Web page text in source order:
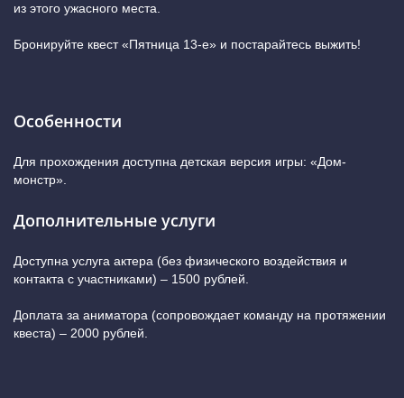
из этого ужасного места.
Бронируйте квест «Пятница 13-е» и постарайтесь выжить!
Особенности
Для прохождения доступна детская версия игры: «Дом-
монстр».
Дополнительные услуги
Доступна услуга актера (без физического воздействия и
контакта с участниками) – 1500 рублей.
Доплата за аниматора (сопровождает команду на протяжении
квеста) – 2000 рублей.